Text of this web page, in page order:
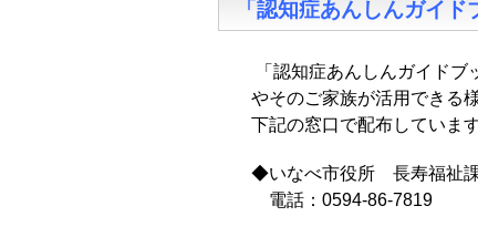
「認知症あんしんガイド
「認知症あんしんガイドブ
やそのご家族が活用できる
下記の窓口で配布していま
◆いなべ市役所 長寿福祉
電話：0594‐86‐7819